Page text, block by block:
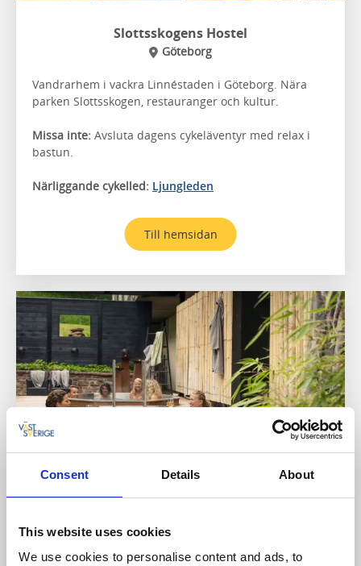
Consent Details About
This website uses cookies
We use cookies to personalise content and ads, to
Slottsskogens Hostel
Göteborg
Vandrarhem i vackra Linnéstaden i Göteborg. Nära
parken Slottsskogen, restauranger och kultur.
Missa inte: Avsluta dagens cykeläventyr med relax i
bastun.
Närliggande cykelled: Ljungleden
Till hemsidan
Falköping
Mössebergs Kurort är ett perfekt utgångsläge oavsett
om du cyklar landsvägscykling eller MTB, här har du